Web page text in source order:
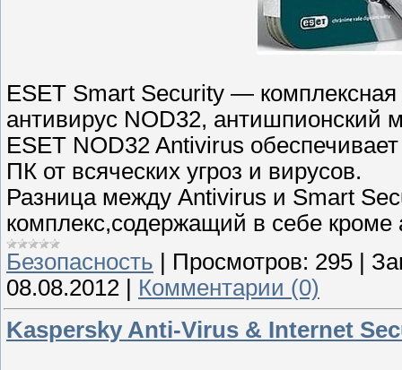
ESET Smart Security —
антивирус NOD32, антишпионский
ESET NOD32 Antivirus
ПК от всяческих угроз и вирусов.
Разница между Antivirus и Smart
комплекс,содержащий в себе кроме
Безопасность | Просмотров: 295 |
08.08.2012 | Комментарии (0)
Kaspersky Anti-Virus & Internet